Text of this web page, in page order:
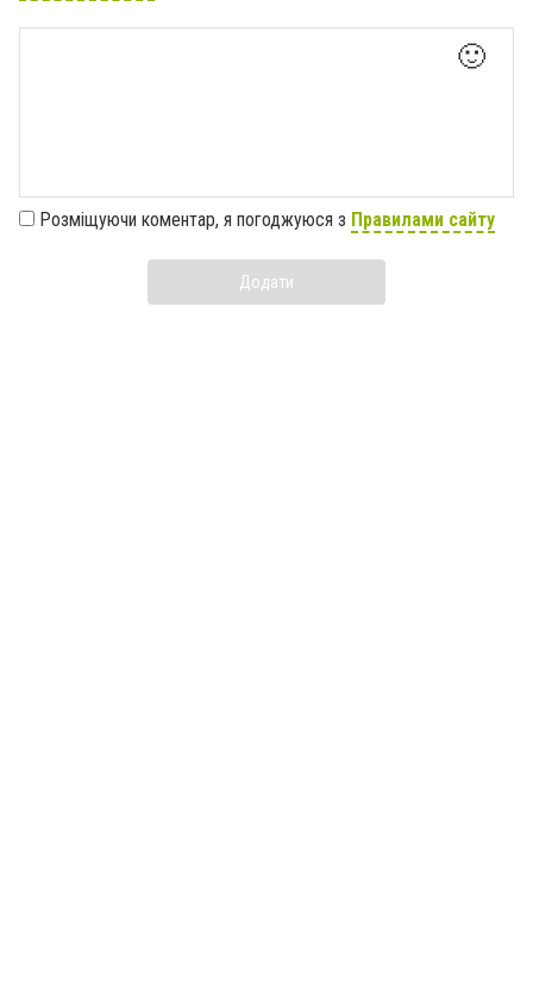
🙂
Розміщуючи коментар, я погоджуюся з Правилами сайту
Додати